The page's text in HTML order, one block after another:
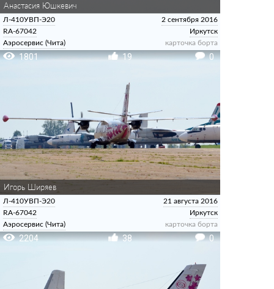
Анастасия Юшкевич
Л-410УВП-Э20
RA-67042
Аэросервис (Чита)
2 сентября 2016
Иркутск
карточка борта
1801 19 0
Игорь Ширяев
Л-410УВП-Э20
RA-67042
Аэросервис (Чита)
21 августа 2016
Иркутск
карточка борта
2204 38 0